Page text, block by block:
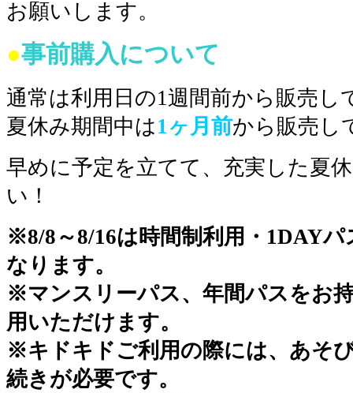
お願いします。
●事前購入について
通常は利用日の1週間前から販売し
夏休み期間中は1ヶ月前から販売し
早めに予定を立てて、充実した夏
い！
※8/8～8/16は時間制利用・1DAY
なります。
※マンスリーパス、年間パスをお
用いただけます。
※キドキドご利用の際には、あそ
続きが必要です。